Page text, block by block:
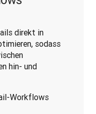
direkt in
sodass
hin- und
Workflows